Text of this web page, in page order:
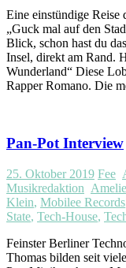
Eine einstündige
„Guck mal auf den
Blick, schon hast du
Insel, direkt am Rand.
Wunderland“ Diese
Rapper Romano. Die
Pan-Pot Interview
25. Oktober 2019 Fee
Musikredaktion
Klein, Mobilee Records
State, Tech-House,
Feinster Berliner
Thomas bilden seit